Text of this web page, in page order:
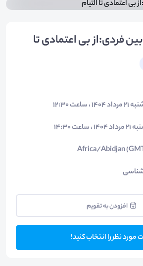
فردی:از بی اعتمادی تا
، ساعت ۱۲:۳۰
ساعت ۱۴:۳۰
Africa/Abidjan
افزودن به تقویم
مورد نظر را انتخاب کنید!